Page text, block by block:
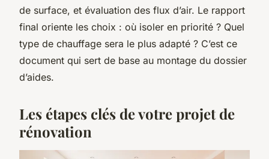
de surface, et évaluation des flux d’air. Le rapport
final oriente les choix : où isoler en priorité ? Quel
type de chauffage sera le plus adapté ? C’est ce
document qui sert de base au montage du dossier
d’aides.
Les étapes clés de votre projet de
rénovation